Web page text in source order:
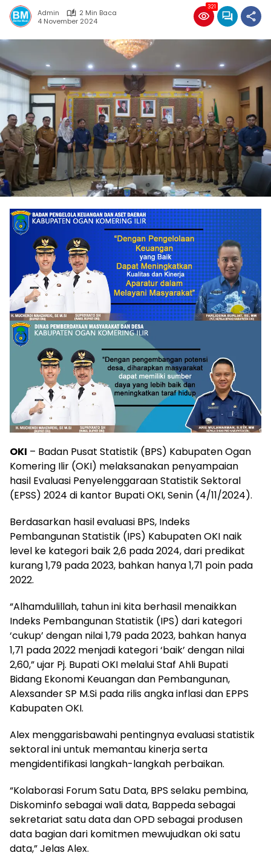
Admin
2 Min Baca
4 November 2024
321
OKI – Badan Pusat Statistik (BPS) Kabupaten Ogan
Komering Ilir (OKI) melaksanakan penyampaian
hasil Evaluasi Penyelenggaraan Statistik Sektoral
(EPSS) 2024 di kantor Bupati OKI, Senin (4/11/2024).
Berdasarkan hasil evaluasi BPS, Indeks
Pembangunan Statistik (IPS) Kabupaten OKI naik
level ke kategori baik 2,6 pada 2024, dari predikat
kurang 1,79 pada 2023, bahkan hanya 1,71 poin pada
2022.
“Alhamdulillah, tahun ini kita berhasil menaikkan
Indeks Pembangunan Statistik (IPS) dari kategori
‘cukup’ dengan nilai 1,79 pada 2023, bahkan hanya
1,71 pada 2022 menjadi kategori ‘baik’ dengan nilai
2,60,” ujar Pj. Bupati OKI melalui Staf Ahli Bupati
Bidang Ekonomi Keuangan dan Pembangunan,
Alexsander SP M.Si pada rilis angka inflasi dan EPPS
Kabupaten OKI.
Alex menggarisbawahi pentingnya evaluasi statistik
sektoral ini untuk memantau kinerja serta
mengidentifikasi langkah-langkah perbaikan.
“Kolaborasi Forum Satu Data, BPS selaku pembina,
Diskominfo sebagai wali data, Bappeda sebagai
sekretariat satu data dan OPD sebagai produsen
data bagian dari komitmen mewujudkan oki satu
data,” Jelas Alex.